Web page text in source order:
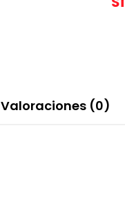
Valoraciones (0)